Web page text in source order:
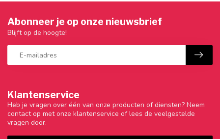
Klantenservice
Heb je vragen over één van onze producten of diensten? Neem
contact op met onze klantenservice of lees de veelgestelde
vragen door.
Abonneer je op onze nieuwsbrief
Blijft op de hoogte!